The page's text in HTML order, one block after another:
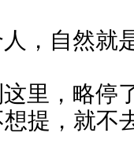
，自然就
里，略停
提，就不